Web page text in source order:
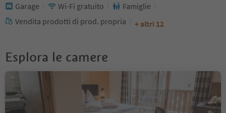
Garage Wi-Fi gratuito
Famiglie
Vendita prodotti di prod. propria
+ altri 12
Esplora le camere